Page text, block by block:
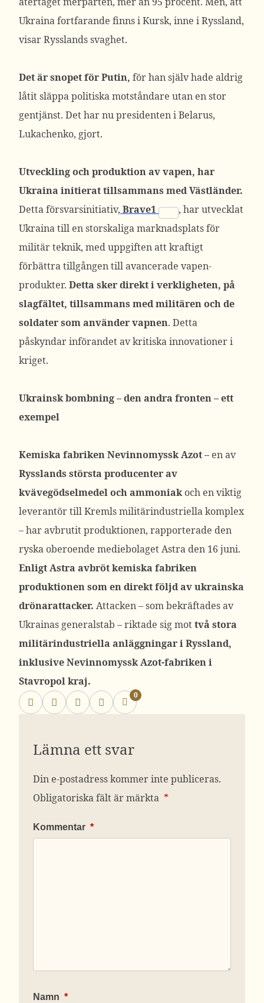
Ukraina fortfarande finns i Kursk, inne i Ryssland,
visar Rysslands svaghet.
Det är snopet för Putin, för han själv hade aldrig
låtit släppa politiska motståndare utan en stor
gentjänst. Det har nu presidenten i Belarus,
Lukachenko, gjort.
Utveckling och produktion av vapen, har
Ukraina initierat tillsammans med Västländer.
Detta försvarsinitiativ, Brave1
, har utvecklat
Ukraina till en storskaliga marknadsplats för
militär teknik, med uppgiften att kraftigt
förbättra tillgången till avancerade vapen-
produkter. Detta sker direkt i verkligheten, på
slagfältet, tillsammans med militären och de
soldater som använder vapnen. Detta
påskyndar införandet av kritiska innovationer i
kriget.
Ukrainsk bombning – den andra fronten – ett
exempel
Kemiska fabriken Nevinnomyssk Azot – en av
Rysslands största producenter av
kvävegödselmedel och ammoniakoch en viktig
leverantör till Kremls militärindustriella komplex
– har avbrutit produktionen, rapporterade den
ryska oberoende mediebolaget Astra den 16 juni.
Enligt Astra avbröt kemiska fabriken
produktionen som en direkt följd av ukrainska
drönarattacker. Attacken – som bekräftades av
Ukrainas generalstab – riktade sig mottvå stora
militärindustriella anläggningar i Ryssland,
inklusive Nevinnomyssk Azot-fabriken i
Stavropol kraj.
0
Lämna ett svar
Din e-postadress kommer inte publiceras.
Obligatoriska fält är märkta *
Kommentar *
Namn *